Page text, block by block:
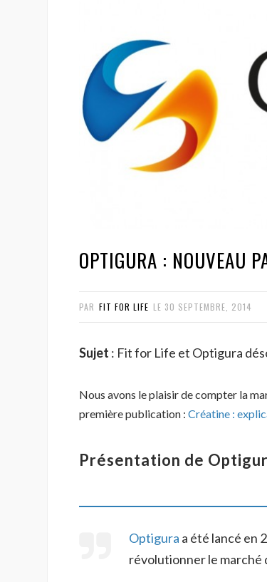
OPTIGURA : NOUVEAU
PAR FIT FOR LIFE LE 30 SEPTEMBRE, 2014
Sujet : Fit for Life et Optigura
Nous avons le plaisir de compter la
première publication : Créatine :
Présentation de
Optigura a été lancé en
révolutionner le marché